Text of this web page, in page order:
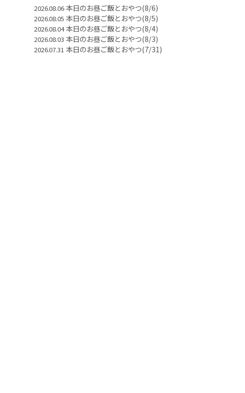
2026.08.06本日のお昼ご飯とおやつ(8/6)
2026.08.05 本日のお昼ご飯とおやつ(8/5)
2026.08.04本日のお昼ご飯とおやつ(8/4)
2026.08.03 本日のお昼ご飯とおやつ(8/3)
2026.07.31 本日のお昼ご飯とおやつ(7/31)